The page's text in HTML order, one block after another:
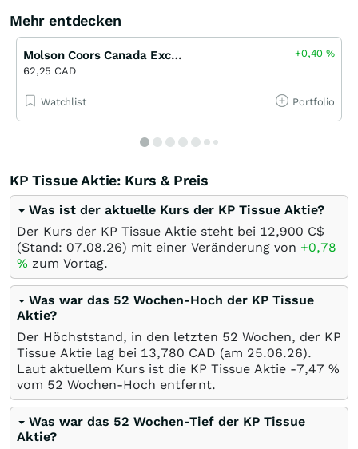
Mehr entdecken
Molson Coors Canada Exchangeable (B)
62,25 CAD
+0,40%
Watchlist Portfolio
KP Tissue Aktie: Kurs & Preis
Was ist der aktuelle Kurs der KP Tissue Aktie?
Der Kurs der KP Tissue Aktie steht bei 12,900 C$
(Stand: 07.08.26) mit einer Veränderung von +0,78
% zum Vortag.
Was war das 52 Wochen-Hoch der KP Tissue
Aktie?
Der Höchststand, in den letzten 52 Wochen, der KP
Tissue Aktie lag bei 13,780 CAD (am 25.06.26).
Laut aktuellem Kurs ist die KP Tissue Aktie -7,47 %
vom 52 Wochen-Hoch entfernt.
Was war das 52 Wochen-Tief der KP Tissue
Aktie?